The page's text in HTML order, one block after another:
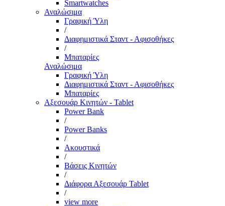
Smartwatches
Αναλώσιμα
Γραφική Ύλη
/
Διαφημιστικά Σταντ - Αφισοθήκες
/
Μπαταρίες
Αναλώσιμα
Γραφική Ύλη
Διαφημιστικά Σταντ - Αφισοθήκες
Μπαταρίες
Αξεσουάρ Κινητών - Tablet
Power Bank
/
Power Banks
/
Ακουστικά
/
Βάσεις Κινητών
/
Διάφορα Αξεσουάρ Tablet
/
view more